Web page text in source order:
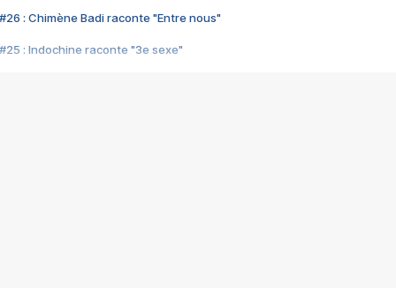
#26 : Chimène Badi raconte "Entre nous"
#25 : Indochine raconte "3e sexe"